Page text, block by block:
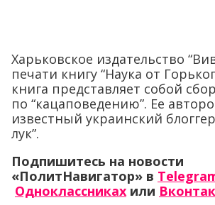
Харьковское издательство
печати книгу “Наука от
книга представляет собой
по “кацаповедению”. Ее
известный украинский
лук”.
Подпишитесь на новости
«ПолитНавигатор» в
Одноклассниках или